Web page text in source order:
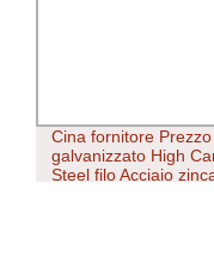
Alta Qualità
Alluminio
Alluminio